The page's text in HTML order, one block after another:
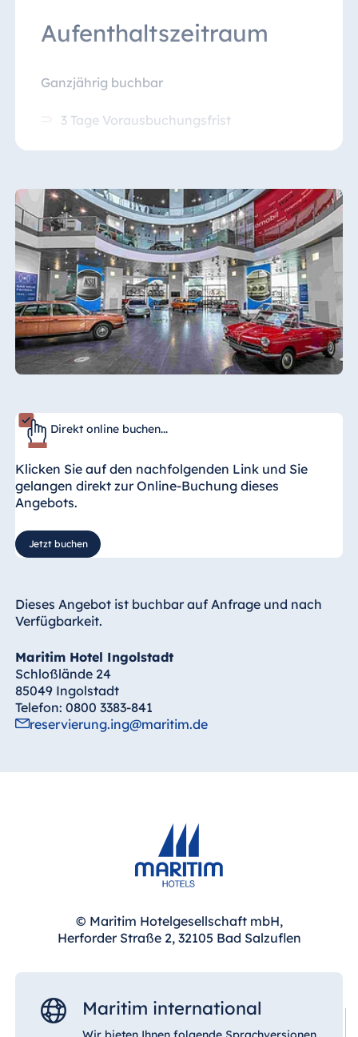
Aufenthaltszeitraum
Ganzjährig buchbar
3 Tage Vorausbuchungsfrist
Direkt online buchen...
Klicken Sie auf den nachfolgenden Link und Sie
gelangen direkt zur Online-Buchung dieses
Angebots.
Jetzt buchen
Dieses Angebot ist buchbar auf Anfrage und nach
Verfügbarkeit.
Maritim Hotel Ingolstadt
Schloßlände 24
85049 Ingolstadt
Telefon: 0800 3383-841
reservierung.ing@maritim.de
© Maritim Hotelgesellschaft mbH,
Herforder Straße 2, 32105 Bad Salzuflen
Maritim international